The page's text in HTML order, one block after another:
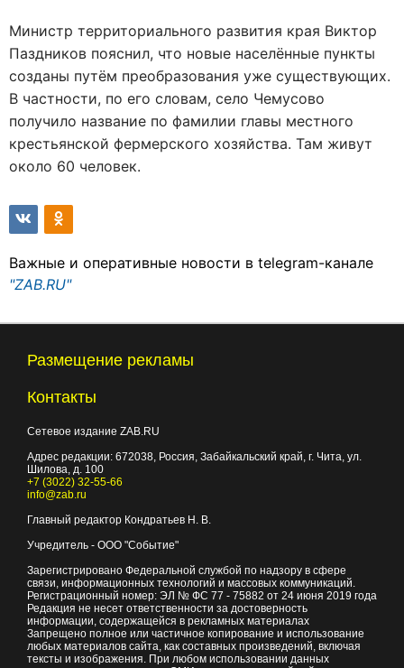
Министр территориального развития края Виктор
Паздников пояснил, что новые населённые пункты
созданы путём преобразования уже существующих.
В частности, по его словам, село Чемусово
получило название по фамилии главы местного
крестьянской фермерского хозяйства. Там живут
около 60 человек.
Важные и оперативные новости в telegram-канале
"ZAB.RU"
Размещение рекламы
Контакты
Сетевое издание ZAB.RU
Адрес редакции: 672038, Россия, Забайкальский край, г. Чита, ул.
Шилова, д. 100
+7 (3022) 32-55-66
info@zab.ru
Главный редактор Кондратьев Н. В.
Учредитель - ООО "Событие"
Зарегистрировано Федеральной службой по надзору в сфере
связи, информационных технологий и массовых коммуникаций.
Регистрационный номер: ЭЛ № ФС 77 - 75882 от 24 июня 2019 года
Редакция не несет ответственности за достоверность
информации, содержащейся в рекламных материалах
Запрещено полное или частичное копирование и использование
любых материалов сайта, как составных произведений, включая
тексты и изображения. При любом использовании данных